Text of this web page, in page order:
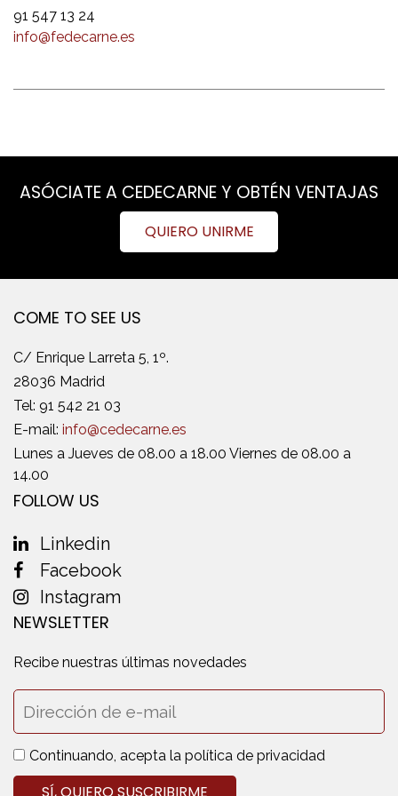
91 547 13 24
info@fedecarne.es
ASÓCIATE A CEDECARNE Y OBTÉN VENTAJAS
QUIERO UNIRME
COME TO SEE US
C/ Enrique Larreta 5, 1º.
28036 Madrid
Tel: 91 542 21 03
E-mail: info@cedecarne.es
Lunes a Jueves de 08.00 a 18.00 Viernes de 08.00 a
14.00
FOLLOW US
Linkedin
Facebook
Instagram
NEWSLETTER
Recibe nuestras últimas novedades
Continuando, acepta la política de privacidad